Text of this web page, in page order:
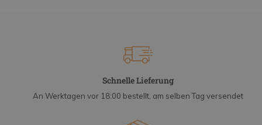
Schnelle Lieferung
An Werktagen vor 18:00 bestellt, am selben Tag versendet